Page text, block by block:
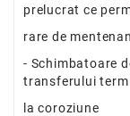
prelucrat ce
rare de
- Schimbatoare
transferului
la coroziune